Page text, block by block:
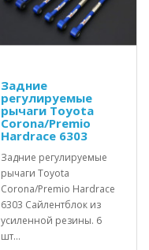
Задние
регулируемые
рычаги Toyota
Corona/Premio
Hardrace 6303
Задние регулируемые
рычаги Toyota
Corona/Premio Hardrace
6303 Сайлентблок из
усиленной резины. 6
шт...